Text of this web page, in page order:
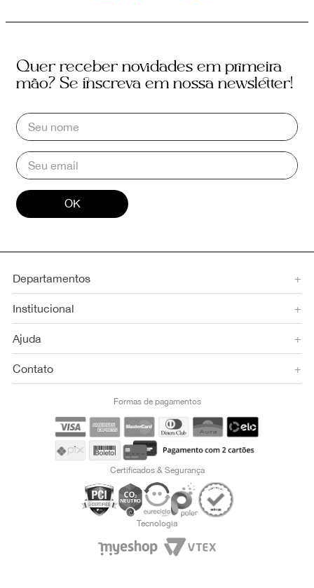
Quer receber novidades em primeira
mão? Se inscreva em nossa newsletter!
OK
Departamentos +
Institucional +
Ajuda +
Contato +
Formas de pagamentos
Certificados & Segurança
Tecnologia